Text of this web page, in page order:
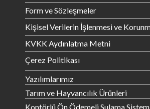
Form ve Sözleşmeler
Kişisel Verilerin İşlenmesi ve
KVKK Aydınlatma Metni
Çerez Politikası
Yazılımlarımız
Tarım ve Hayvancılık Ürünleri
Kontörlü Ön Ödemeli Sulama